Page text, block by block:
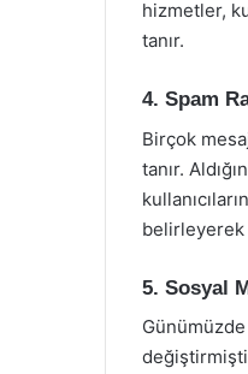
hizmetler,
tanır.
4. Spam
Birçok
tanır.
belirleyerek
5. Sosyal